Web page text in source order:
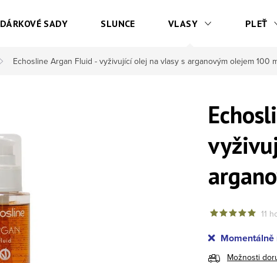
DÁRKOVÉ SADY SLUNCE VLASY PLEŤ
Echosline Argan Fluid - vyživující olej na vlasy s arganovým olejem 100
11
Možnosti